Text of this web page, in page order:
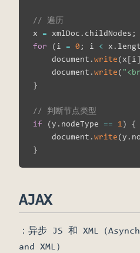
// 遍历
x = xmlDoc. childNodes ;
for
(i = 0 ; i < x.
    document
.write(x[i]
    document
.write(
}
// 判断节点类型
if
(y. nodeType == 1)
{
    document
.write(y.
}
AJAX
：异步 JS 和 XML（
and XML）